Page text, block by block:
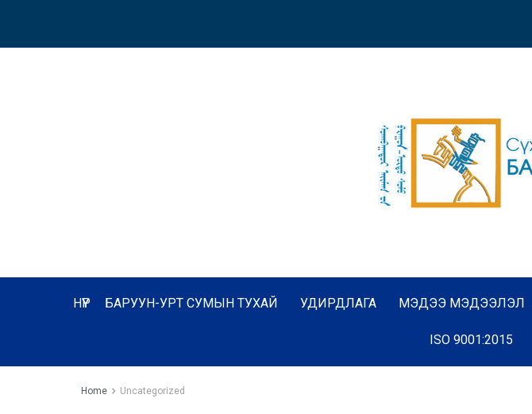
НҮҮР БАРУУН-УРТ СУМЫН ТУХАЙ УДИРДЛАГА МЭДЭЭ МЭДЭЭЛЭЛ
ISO 9001:2015
Home Uncategorized